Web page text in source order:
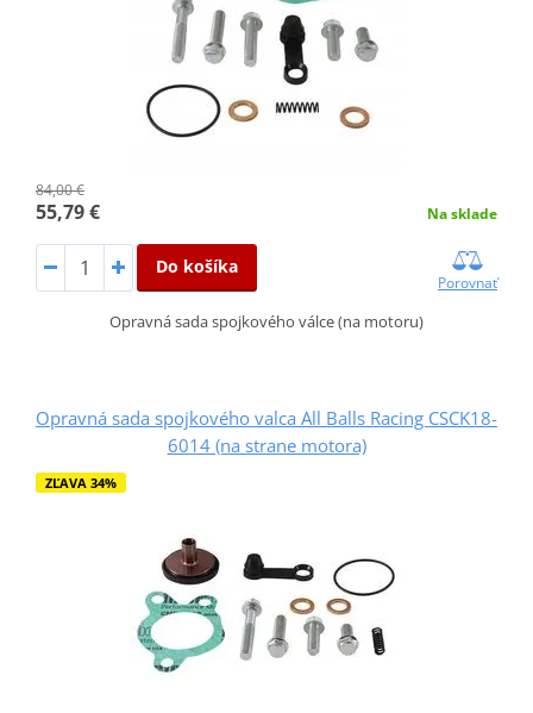
84,00 €
55,79 € Na sklade
Do košíka
Porovnať
Opravná sada spojkového válce (na motoru)
Opravná sada spojkového valca All Balls Racing CSCK18-
6014 (na strane motora)
ZĽAVA 34%